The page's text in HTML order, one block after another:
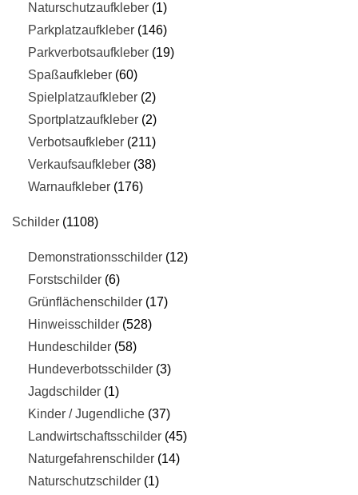
Naturschutzaufkleber 1
Parkplatzaufkleber 146
Parkverbotsaufkleber 19
Spaßaufkleber 60
Spielplatzaufkleber 2
Sportplatzaufkleber 2
Verbotsaufkleber 211
Verkaufsaufkleber 38
Warnaufkleber 176
Schilder 1108
Demonstrationsschilder 12
Forstschilder 6
Grünflächenschilder 17
Hinweisschilder 528
Hundeschilder 58
Hundeverbotsschilder 3
Jagdschilder 1
Kinder / Jugendliche 37
Landwirtschaftsschilder 45
Naturgefahrenschilder 14
Naturschutzschilder 1